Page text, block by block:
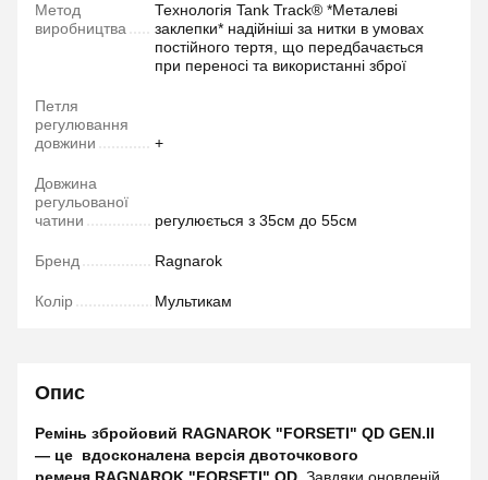
Метод
виробництва
Технологія Tank Track® *Металеві
заклепки* надійніші за нитки в умовах
постійного тертя, що передбачається
при переносі та використанні зброї
Петля
регулювання
довжини
+
Довжина
регульованої
чатини
регулюється з 35см до 55см
Бренд Ragnarok
Колір Мультикам
Опис
Ремінь збройовий RAGNAROK "FORSETI" QD GEN.II
— це вдосконалена версія двоточкового